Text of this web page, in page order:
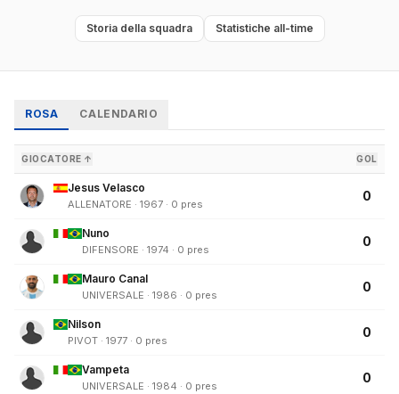
Storia della squadra Statistiche all-time
ROSA CALENDARIO
GIOCATORE ↑ GOL
Jesus Velasco
ALLENATORE · 1967 · 0 pres
0
Nuno
DIFENSORE · 1974 · 0 pres
0
Mauro Canal
UNIVERSALE · 1986 · 0 pres
0
Nilson
PIVOT · 1977 · 0 pres
0
Vampeta
UNIVERSALE · 1984 · 0 pres
0